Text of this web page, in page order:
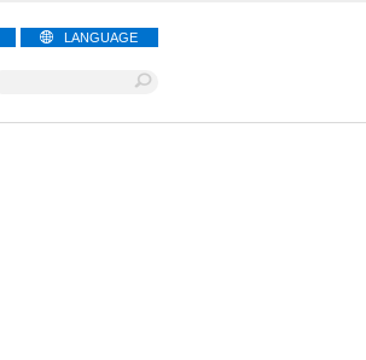
LANGUAGE